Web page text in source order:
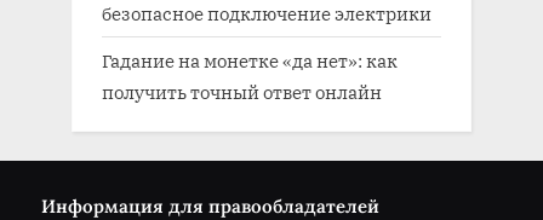
безопасное подключение электрики
Гадание на монетке «да нет»: как
получить точный ответ онлайн
Информация для правообладателей